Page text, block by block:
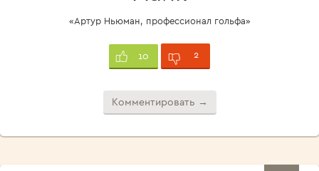
«Артур Ньюман, профессионал гольфа»
10 2
Комментировать →